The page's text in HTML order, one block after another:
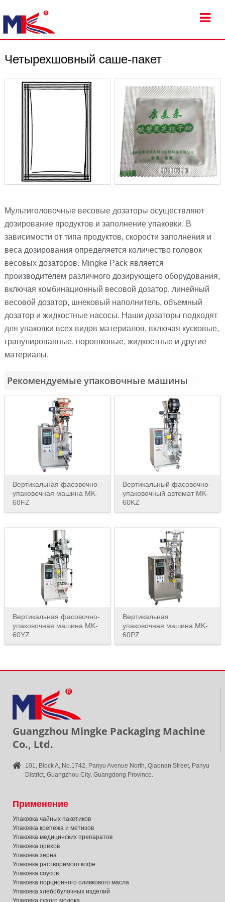
Четырехшовный саше-пакет
Мультиголовочные весовые дозаторы осуществляют
дозирование продуктов и заполнение упаковки. В
зависимости от типа продуктов, скорости заполнения и
веса дозирования определяется количество головок
весовых дозаторов. Mingke Pack является
производителем различного дозирующего оборудования,
включая комбинационный весовой дозатор, линейный
весовой дозатор, шнековый наполнитель, объемный
дозатор и жидкостные насосы. Наши дозаторы подходят
для упаковки всех видов материалов, включая кусковые,
гранулированные, порошковые, жидкостные и другие
материалы.
Рекомендуемые упаковочные машины
Вертикальная фасовочно-
упаковочная машина MK-
60FZ
Вертикальный фасовочно-
упаковочный автомат MK-
60KZ
Вертикальная фасовочно-
упаковочная машина MK-
60YZ
Вертикальная
упаковочная машина MK-
60PZ
Guangzhou Mingke Packaging Machine
Co., Ltd.
101, Block A, No.1742, Panyu Avenue North, Qiaonan Street, Panyu
District, Guangzhou City, Guangdong Province.
Применение
Упаковка чайных пакетиков
Упаковка крепежа и метизов
Упаковка медицинских препаратов
Упаковка орехов
Упаковка зерна
Упаковка растворимого кофе
Упаковка соусов
Упаковка порционного оливкового масла
Упаковка хлебобулочных изделий
Упаковка сухого молока